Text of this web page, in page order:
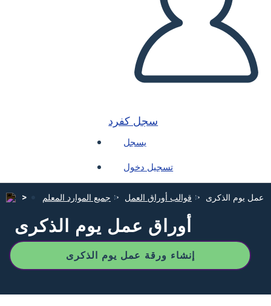
سجل كفرد
يسجل
تسجيل دخول
جميع الموارد المعلم قوالب أوراق العمل عمل يوم الذكرى
أوراق عمل يوم الذكرى
إنشاء ورقة عمل يوم الذكرى